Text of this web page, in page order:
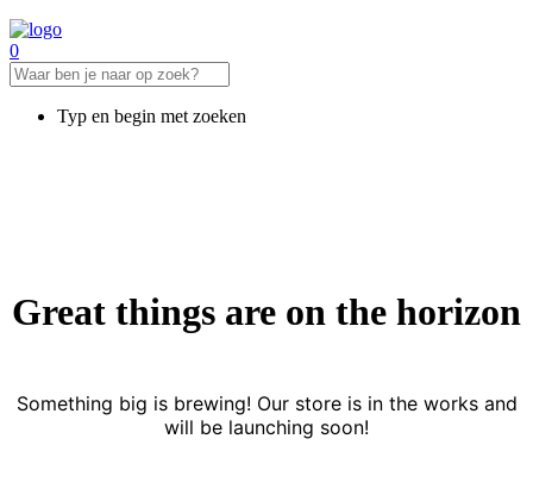
0
Typ en begin met zoeken
Great things are on the horizon
Something big is brewing! Our store is in the works and
will be launching soon!